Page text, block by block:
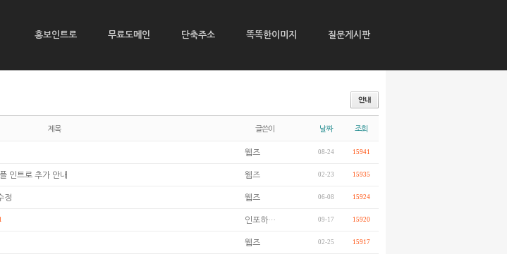
홍보인트로 무료도메인 단축주소 똑똑한이미지 질문게시판
제목 글쓴이 날짜 조회
웹즈 08-24 15941
인트로 추가 안내 웹즈 02-23 15935
정 웹즈 06-08 15924
인포하… 09-17 15920
웹즈 02-25 15917